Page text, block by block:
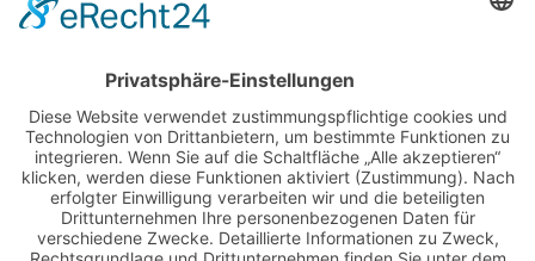
BILDER & VIDEOS